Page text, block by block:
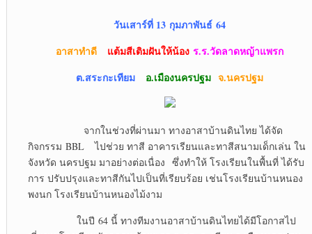
วันเสาร์ที่ 13 กุมภาพันธ์ 64
อาสาทำดี
แต้มสีเติมฝันให้น้องร.ร.วัดลาดหญ้าแพรก
ต.สระกะเทียม
อ.เมืองนครปฐม จ.นครปฐม
จากในช่วงที่ผ่านมา ทางอาสาบ้านดินไทย ได้จัด
กิจกรรม BBL ไปช่วย ทาสี อาคารเรียนและทาสีสนามเด็กเล่น ใน
จังหวัด นครปฐม มาอย่างต่อเนื่อง ซึ่งทำให้ โรงเรียนในพื้นที่ ได้รับ
การ ปรับปรุงและทาสีกันไปเป็นที่เรียบร้อย เช่นโรงเรียนบ้านหนอง
พงนก โรงเรียนบ้านหนองไม้งาม
ในปี 64 นี้ ทางทีมงานอาสาบ้านดินไทยได้มีโอกาสไป